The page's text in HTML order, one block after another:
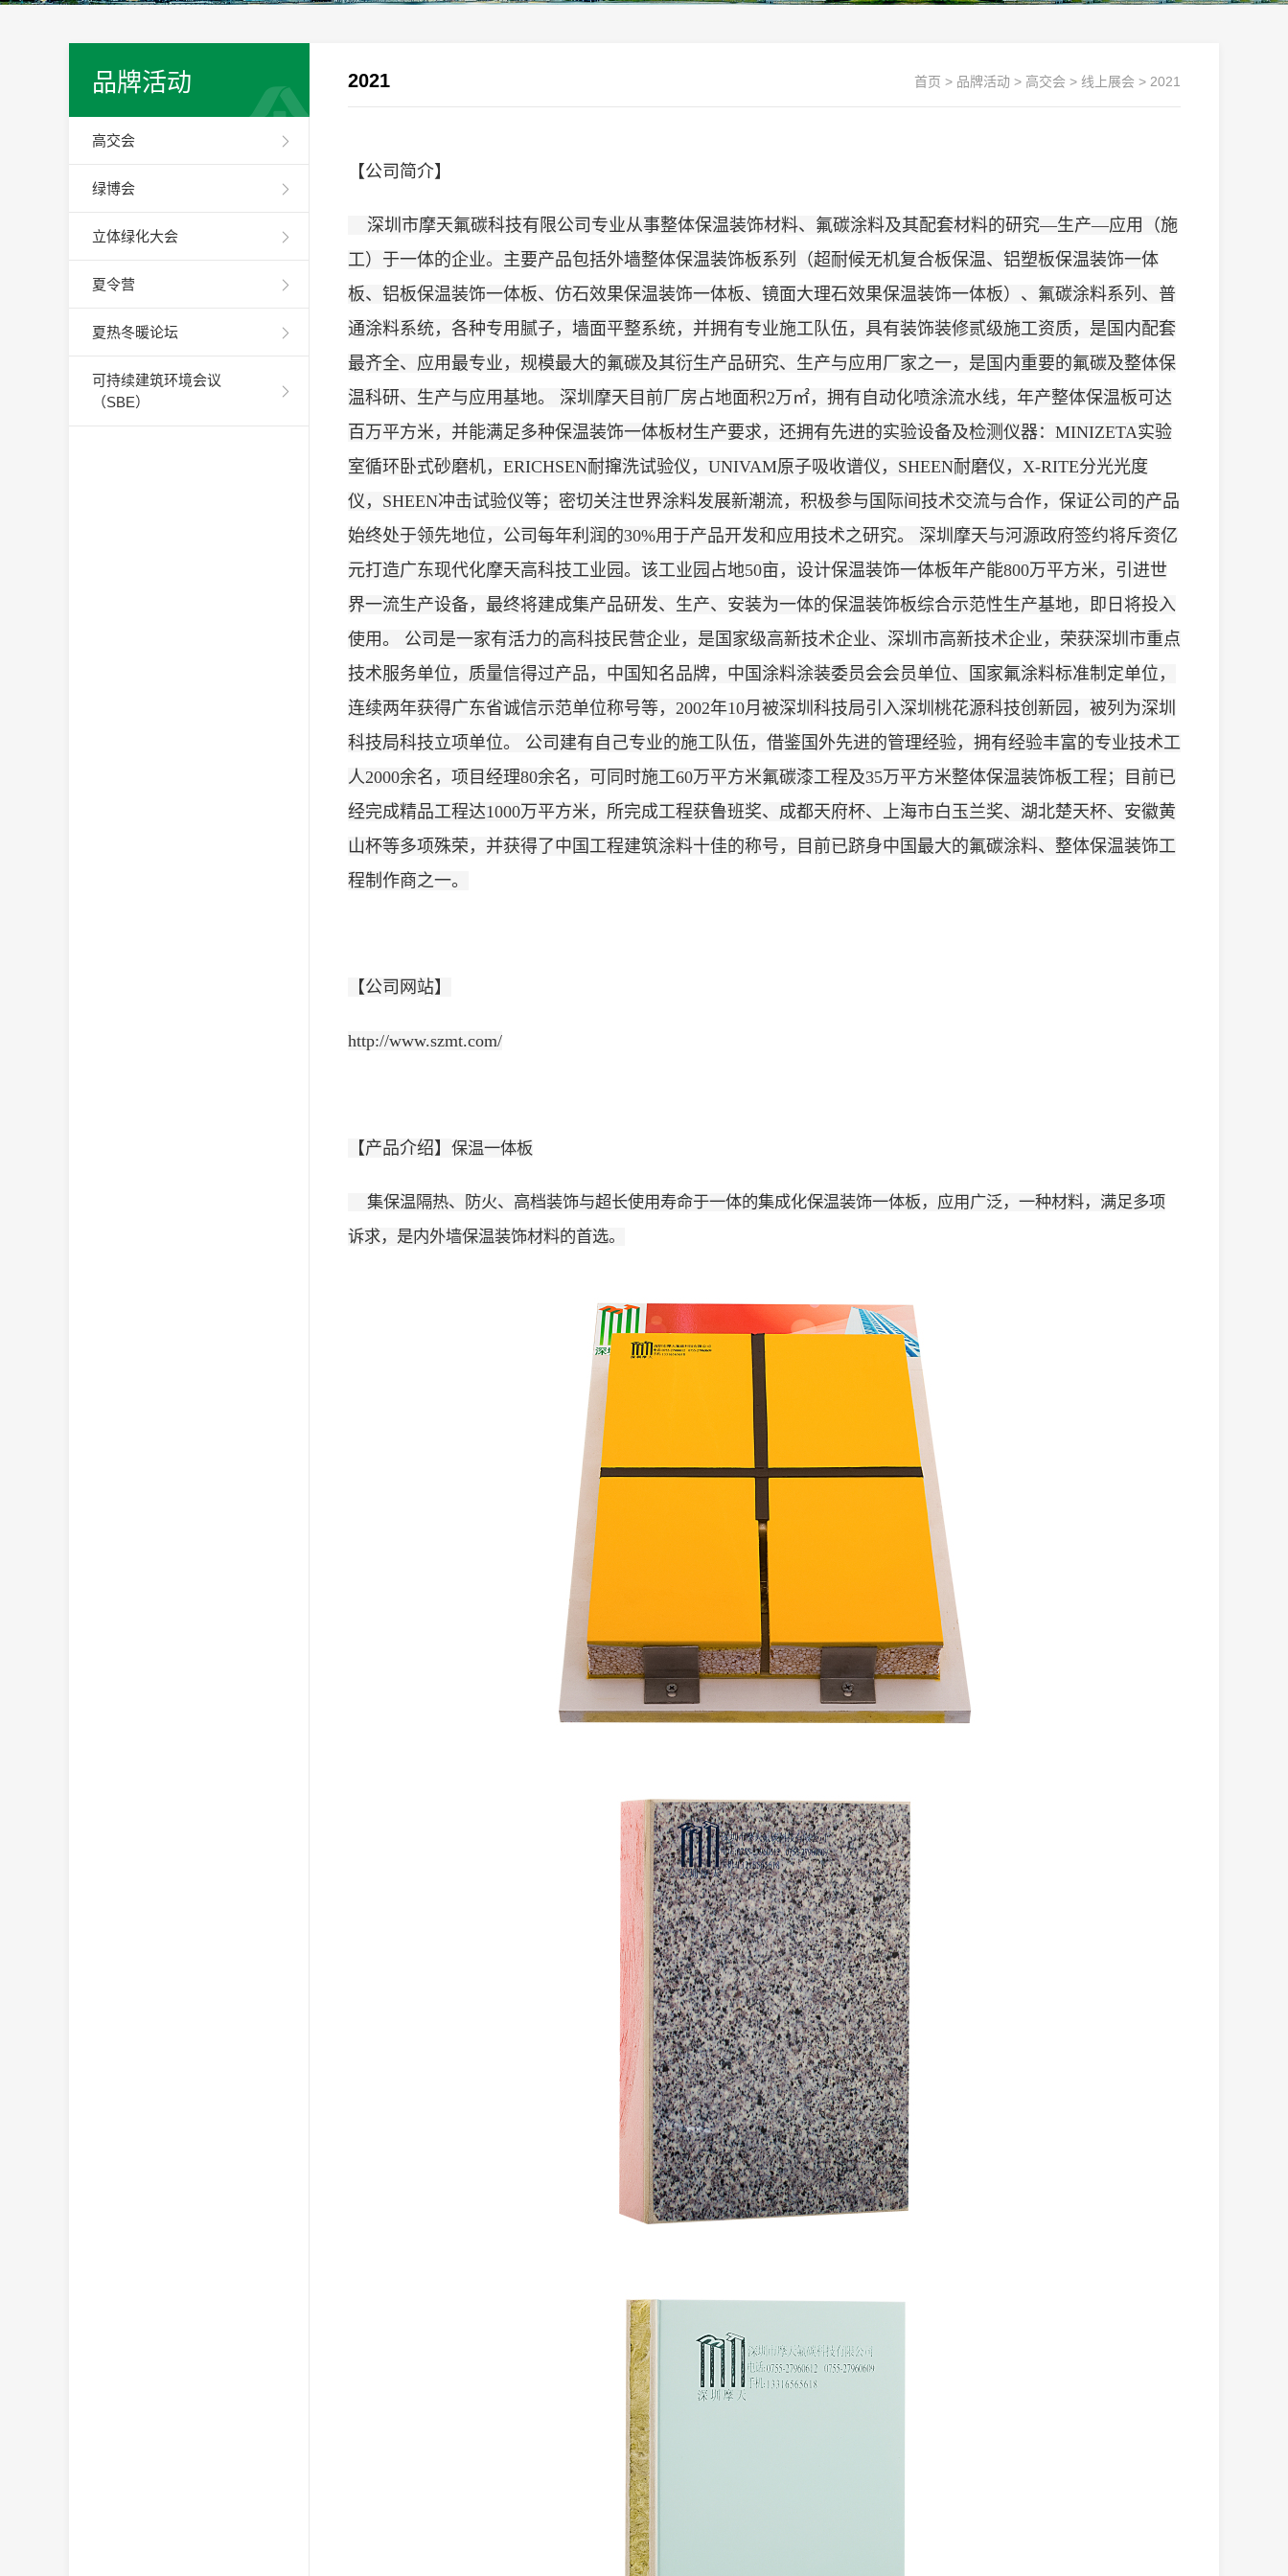
品牌活动
高交会
绿博会
立体绿化大会
夏令营
夏热冬暖论坛
可持续建筑环境会议
（SBE）
2021 首页 > 品牌活动 > 高交会 > 线上展会 > 2021
【公司简介】
深圳市摩天氟碳科技有限公司专业从事整体保温装饰材料、氟碳涂料及其配套材料的研究—生产—应用（施
工）于一体的企业。主要产品包括外墙整体保温装饰板系列（超耐候无机复合板保温、铝塑板保温装饰一体
板、铝板保温装饰一体板、仿石效果保温装饰一体板、镜面大理石效果保温装饰一体板）、氟碳涂料系列、普
通涂料系统，各种专用腻子，墙面平整系统，并拥有专业施工队伍，具有装饰装修贰级施工资质，是国内配套
最齐全、应用最专业，规模最大的氟碳及其衍生产品研究、生产与应用厂家之一，是国内重要的氟碳及整体保
温科研、生产与应用基地。 深圳摩天目前厂房占地面积2万㎡，拥有自动化喷涂流水线，年产整体保温板可达
百万平方米，并能满足多种保温装饰一体板材生产要求，还拥有先进的实验设备及检测仪器：MINIZETA实验
室循环卧式砂磨机，ERICHSEN耐撺洗试验仪，UNIVAM原子吸收谱仪，SHEEN耐磨仪，X-RITE分光光度
仪，SHEEN冲击试验仪等；密切关注世界涂料发展新潮流，积极参与国际间技术交流与合作，保证公司的产品
始终处于领先地位，公司每年利润的30%用于产品开发和应用技术之研究。 深圳摩天与河源政府签约将斥资亿
元打造广东现代化摩天高科技工业园。该工业园占地50亩，设计保温装饰一体板年产能800万平方米，引进世
界一流生产设备，最终将建成集产品研发、生产、安装为一体的保温装饰板综合示范性生产基地，即日将投入
使用。 公司是一家有活力的高科技民营企业，是国家级高新技术企业、深圳市高新技术企业，荣获深圳市重点
技术服务单位，质量信得过产品，中国知名品牌，中国涂料涂装委员会会员单位、国家氟涂料标准制定单位，
连续两年获得广东省诚信示范单位称号等，2002年10月被深圳科技局引入深圳桃花源科技创新园，被列为深圳
科技局科技立项单位。 公司建有自己专业的施工队伍，借鉴国外先进的管理经验，拥有经验丰富的专业技术工
人2000余名，项目经理80余名，可同时施工60万平方米氟碳漆工程及35万平方米整体保温装饰板工程；目前已
经完成精品工程达1000万平方米，所完成工程获鲁班奖、成都天府杯、上海市白玉兰奖、湖北楚天杯、安徽黄
山杯等多项殊荣，并获得了中国工程建筑涂料十佳的称号，目前已跻身中国最大的氟碳涂料、整体保温装饰工
程制作商之一。
【公司网站】
http://www.szmt.com/
【产品介绍】 保温一体板
集保温隔热、防火、高档装饰与超长使用寿命于一体的集成化保温装饰一体板，应用广泛，一种材料，满足多项
诉求，是内外墙保温装饰材料的首选。